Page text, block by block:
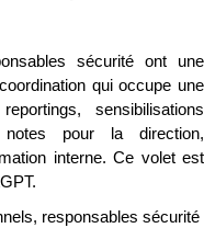
sécurité ont une
qui occupe une
sensibilisations
notes pour la direction,
interne. Ce volet est
responsables sécurité